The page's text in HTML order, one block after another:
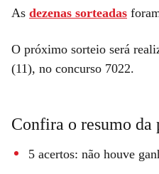
As dezenas sorteadas
O próximo sorteio será
(11), no concurso 7022.
Confira o resumo da
5 acertos: não houve